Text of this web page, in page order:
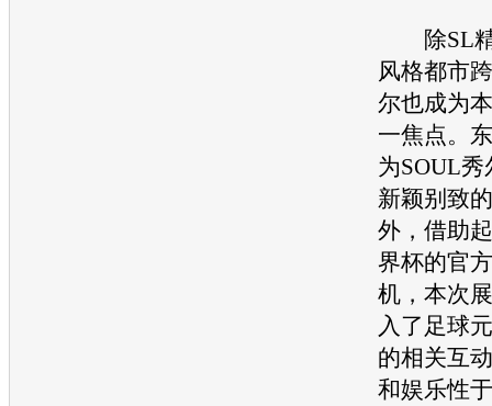
除SL精
风格都市
尔也成为
一焦点。
为SOUL秀
新颖别致
外，借助
界杯的官
机，本次
入了足球
的相关互
和娱乐性